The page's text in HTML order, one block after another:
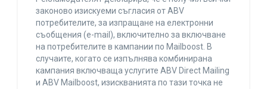
законово изискуеми съгласия от ABV
потребителите, за изпращане на електронни
съобщения (e-mail), включително за включване
на потребителите в кампании по Mailboost. В
случаите, когато се изпълнява комбинирана
кампания включваща услугите ABV Direct Mailing
и ABV Mailboost, изискванията по тази точка не